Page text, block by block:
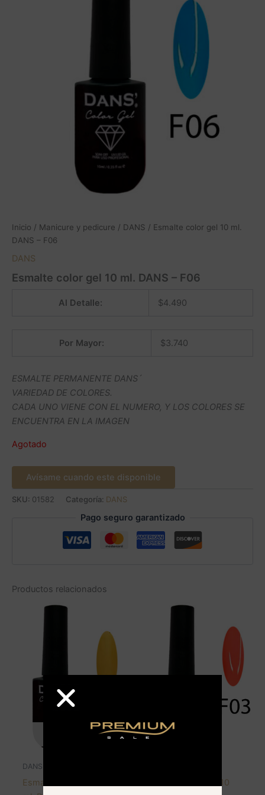
Inicio / Manicure y pedicure / DANS / Esmalte color gel 10 ml.
DANS – F06
DANS
Esmalte color gel 10 ml. DANS – F06
Al Detalle: $4.490
Por Mayor: $3.740
ESMALTE PERMANENTE DANS´
VARIEDAD DE COLORES.
CADA UNO VIENE CON EL NUMERO, Y LOS COLORES SE
ENCUENTRA EN LA IMAGEN
Agotado
Avísame cuando este disponible
SKU: 01582 Categoría: DANS
Pago seguro garantizado
Productos relacionados
DANS
Esmalte color gel 10
Esmalte color gel 10